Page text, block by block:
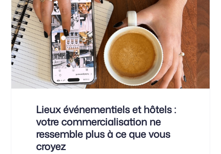
Lieux événementiels et hôtels :
votre commercialisation ne
ressemble plus à ce que vous
croyez